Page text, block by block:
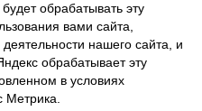
обрабатывать эту
вами сайта,
нашего сайта, и
обрабатывает эту
в условиях
Метрика.